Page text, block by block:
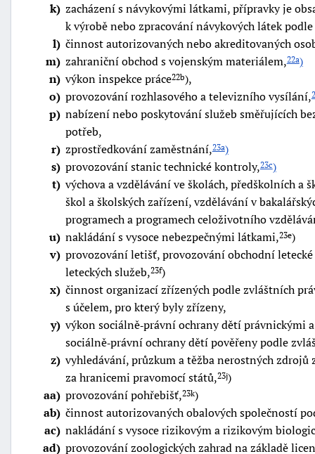
k zacházení s návykovými látkami, přípravky je
k výrobě nebo zpracování návykových látek
l činnost autorizovaných nebo akreditovaných
m zahraniční obchod s vojenským materiálem,22a)
n výkon inspekce práce22b),
o provozování rozhlasového a televizního vysílání,
p nabízení nebo poskytování služeb směřujících
potřeb,
r zprostředkování zaměstnání,23a)
s provozování stanic technické kontroly,23c)
t výchova a vzdělávání ve školách, předškolních a
škol a školských zařízení, vzdělávání v
programech a programech celoživotního
u nakládání s vysoce nebezpečnými látkami,23e)
v provozování letišť, provozování obchodní
leteckých služeb,23f)
x činnost organizací zřízených podle zvláštních
s účelem, pro který byly zřízeny,
y výkon sociálně‑právní ochrany dětí právnickými
sociálně‑právní ochrany dětí pověřeny podle
z vyhledávání, průzkum a těžba nerostných zdrojů
za hranicemi pravomocí států,23j)
aa provozování pohřebišť,23k)
ab činnost autorizovaných obalových společností
ac nakládání s vysoce rizikovým a rizikovým
ad provozování zoologických zahrad na základě